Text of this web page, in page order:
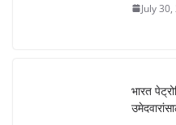
July
भारत